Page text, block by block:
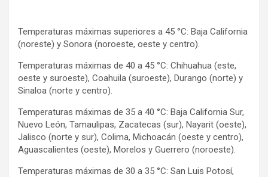
Temperaturas máximas superiores a 45 °C: Baja California
(noreste) y Sonora (noroeste, oeste y centro).
Temperaturas máximas de 40 a 45 °C: Chihuahua (este,
oeste y suroeste), Coahuila (suroeste), Durango (norte) y
Sinaloa (norte y centro).
Temperaturas máximas de 35 a 40 °C: Baja California Sur,
Nuevo León, Tamaulipas, Zacatecas (sur), Nayarit (oeste),
Jalisco (norte y sur), Colima, Michoacán (oeste y centro),
Aguascalientes (oeste), Morelos y Guerrero (noroeste).
Temperaturas máximas de 30 a 35 °C: San Luis Potosí,